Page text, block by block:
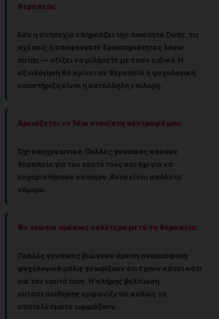
θεραπεία;
Εάν η ανησυχία επηρεάζει την ποιότητα ζωής, τις
σχέσεις ή αποφεύγετε δραστηριότητες λόγω
αυτής — αξίζει να μιλήσετε με έναν ειδικό. Η
αξιολόγηση θα κρίνει αν θεραπεία ή ψυχολογική
υποστήριξη είναι η κατάλληλη επιλογή.
Χρειάζεται να λέω στον/στη σύντροφό μου;
Όχι υποχρεωτικά. Πολλές γυναίκες κάνουν
θεραπεία για τον εαυτό τους και όχι για να
ευχαριστήσουν κάποιον. Αυτό είναι απόλυτα
νόμιμο.
Θα νιώσω αμέσως καλύτερα μετά τη θεραπεία;
Πολλές γυναίκες βιώνουν άμεση ανακούφιση
ψυχολογικά μόλις γνωρίζουν ότι έχουν κάνει κάτι
για τον εαυτό τους. Η πλήρης βελτίωση
αυτοπεποίθησης εμφανίζεται καθώς τα
αποτελέσματα ωριμάζουν.